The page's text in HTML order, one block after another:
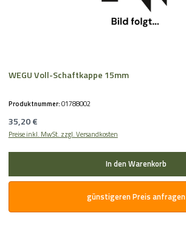
WEGU Voll-Schaftkappe 15mm
Produktnummer:01788002
Regulärer Preis:
35,20 €
Preise inkl. MwSt. zzgl. Versandkosten
In den Warenkorb
günstigeren Preis anfragen